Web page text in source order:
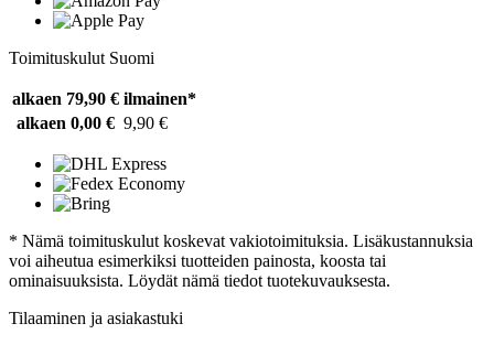
Toimituskulut Suomi
alkaen 79,90 € ilmainen*
alkaen 0,00 € 9,90 €
* Nämä toimituskulut koskevat vakiotoimituksia. Lisäkustannuksia
voi aiheutua esimerkiksi tuotteiden painosta, koosta tai
ominaisuuksista. Löydät nämä tiedot tuotekuvauksesta.
Tilaaminen ja asiakastuki